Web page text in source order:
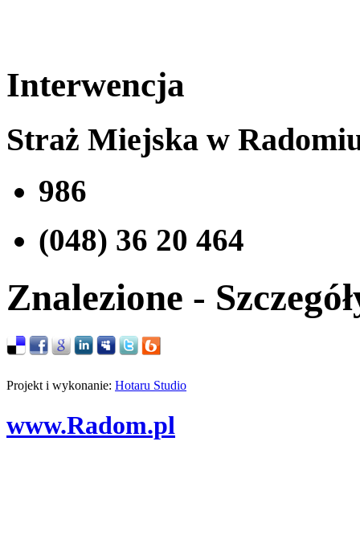
Interwencja
Straż Miejska w
986
(048) 36 20 464
Znalezione -
Projekt i wykonanie: Hotaru Studio
www.Radom.pl